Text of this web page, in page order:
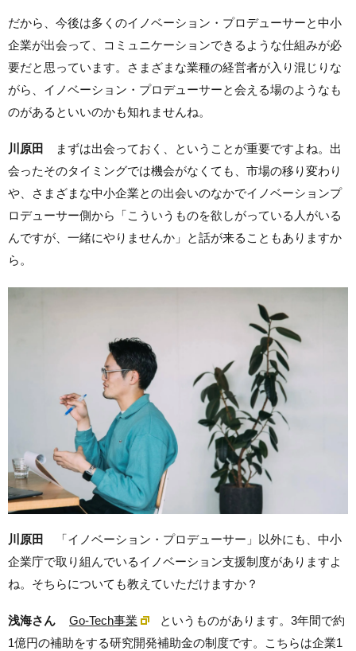
だから、今後は多くのイノベーション・プロデューサーと中小
企業が出会って、コミュニケーションできるような仕組みが必
要だと思っています。さまざまな業種の経営者が入り混じりな
がら、イノベーション・プロデューサーと会える場のようなも
のがあるといいのかも知れませんね。
川原田
まずは出会っておく、ということが重要ですよね。出
会ったそのタイミングでは機会がなくても、市場の移り変わり
や、さまざまな中小企業との出会いのなかでイノベーションプ
ロデューサー側から「こういうものを欲しがっている人がいる
んですが、一緒にやりませんか」と話が来ることもありますか
ら。
川原田
「イノベーション・プロデューサー」以外にも、中小
企業庁で取り組んでいるイノベーション支援制度がありますよ
ね。そちらについても教えていただけますか？
浅海さん Go-Tech事業
というものがあります。3年間で約
1億円の補助をする研究開発補助金の制度です。こちらは企業1